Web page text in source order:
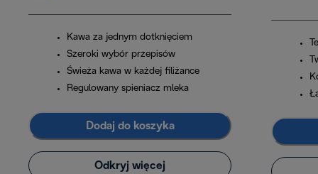
Kawa za jednym dotknięciem
Szeroki wybór przepisów
Świeża kawa w każdej filiżance
Regulowany spieniacz mleka
Dodaj do koszyka
Odkryj więcej